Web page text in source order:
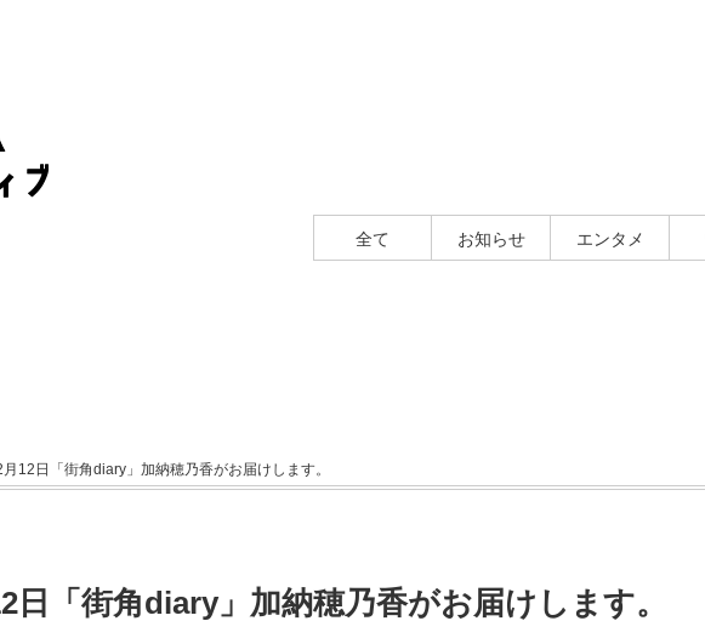
全て お知らせ エンタメ
12日「街角diary」加納穂乃香がお届けします。
日「街角diary」加納穂乃香がお届けします。